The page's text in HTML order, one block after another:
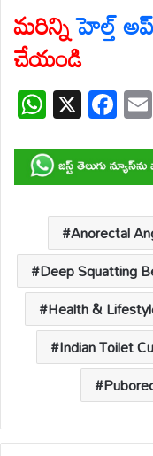
మరిన్నిహెల్త్
చేయండి
W
h
at
s
A
p
p
X F
ac
e
b
o
o
k
Anorectal
Deep Squatting
Health &
Indian Toilet